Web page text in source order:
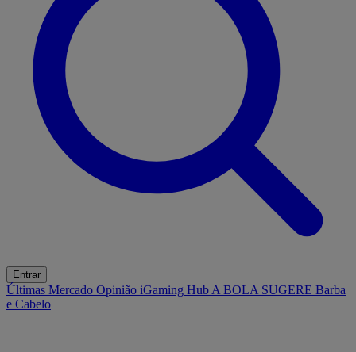
Entrar
Últimas Mercado Opinião iGaming Hub A BOLA SUGERE Barba
e Cabelo